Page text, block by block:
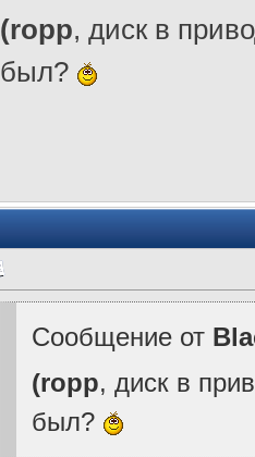
(ropp, диск в
был?
Сообщение от
(ropp, диск в
был?